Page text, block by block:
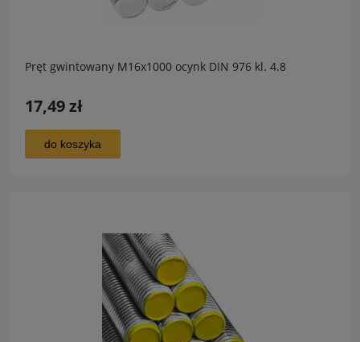
Pręt gwintowany M16x1000 ocynk DIN 976 kl. 4.8
17,49 zł
do koszyka